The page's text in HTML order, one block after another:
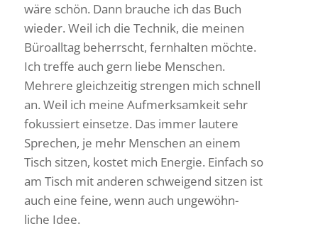
wäre schön. Dann brauche ich das Buch
wieder. Weil ich die Technik, die meinen
Büro­alltag beherrscht, fern­halten möchte.
Ich treffe auch gern liebe Menschen.
Mehrere gleich­zeitig strengen mich schnell
an. Weil ich meine Aufmerk­sam­keit sehr
fokus­siert einsetze. Das immer lautere
Spre­chen, je mehr Menschen an einem
Tisch sitzen, kostet mich Energie. Einfach so
am Tisch mit anderen schwei­gend sitzen ist
auch eine feine, wenn auch unge­wöhn­
liche Idee.